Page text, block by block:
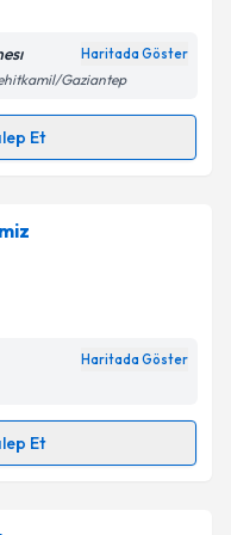
ilişkinAydınlatma
ediyorum.
Gönder
Haritada Göster
Gaziantep
Et
talebi oluşturun.
için bir takvim
ilişkin
verilerimin belirtilen
Haritada Göster
Et